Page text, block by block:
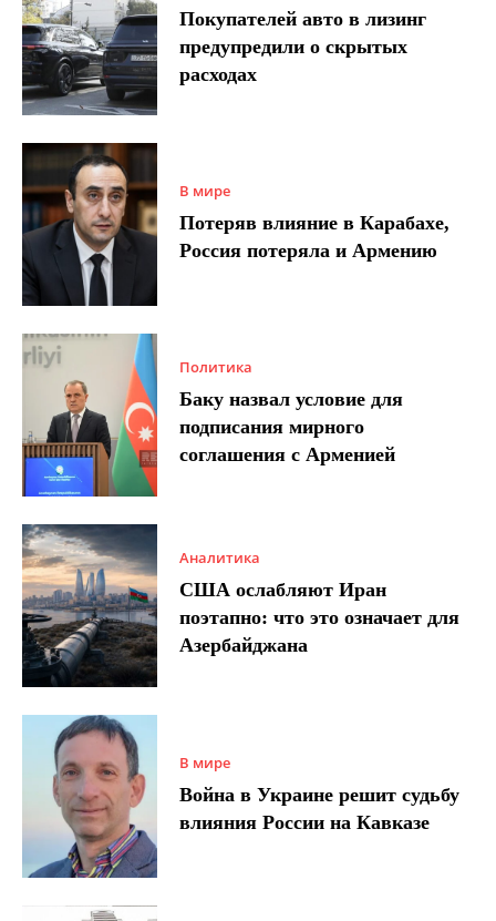
Покупателей авто в лизинг
предупредили о скрытых
расходах
В мире
Потеряв влияние в Карабахе,
Россия потеряла и Армению
Политика
Баку назвал условие для
подписания мирного
соглашения с Арменией
Аналитика
США ослабляют Иран
поэтапно: что это означает для
Азербайджана
В мире
Война в Украине решит судьбу
влияния России на Кавказе